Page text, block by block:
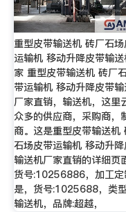
重型皮带输送机 砖厂石
运输机 移动升降皮带输
家 重型皮带输送机 砖厂
带运输机 移动升降皮带
厂家直销，输送机，这里
众多的供应商，采购商，
商。这是重型皮带输送机
石场皮带运输机 移动升
输送机厂家直销的详细页
货号:10256886，加工定
是，货号:1025688，类
输送机，品牌:超越，